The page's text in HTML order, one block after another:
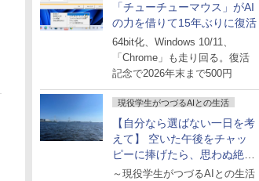
「チューチューマウス」がAI
の力を借りて15年ぶりに復活
64bit化、Windows 10/11、
「Chrome」も走り回る。復活
記念で2026年末まで500円
現役学生がつづるAIとの生活
【自分なら選ばない一日を考
えて】 空いた午後をチャッ
ピーに捧げたら、思わぬ絶景
に出会った話
～現役学生がつづるAIとの生活